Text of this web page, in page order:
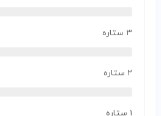
۳ ستاره
۲ ستاره
۱ ستاره